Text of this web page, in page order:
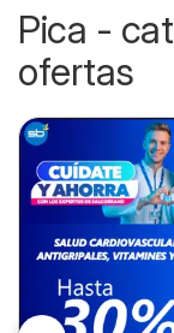
Pica -
ofertas